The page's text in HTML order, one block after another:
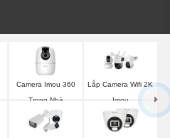
Camera Imou 360
Trong Nhà
Lắp Camera Wifi 2K
Imou